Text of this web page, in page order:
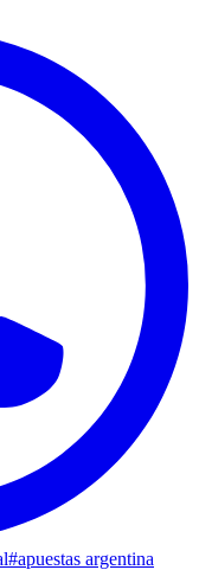
#apuestas argentina